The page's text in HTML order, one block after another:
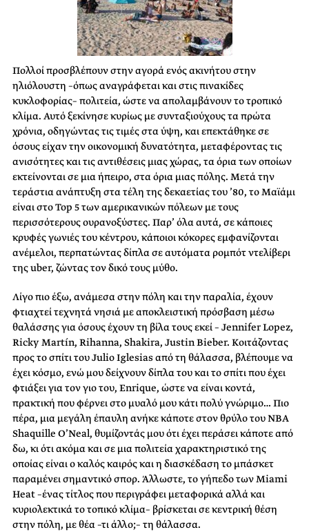
Πολλοί προσβλέπουν στην αγορά ενός ακινήτου στην
ηλιόλουστη –όπως αναγράφεται και στις πινακίδες
κυκλοφορίας– πολιτεία, ώστε να απολαμβάνουν το τροπικό
κλίμα. Αυτό ξεκίνησε κυρίως με συνταξιούχους τα πρώτα
χρόνια, οδηγώντας τις τιμές στα ύψη, και επεκτάθηκε σε
όσους είχαν την οικονομική δυνατότητα, μεταφέροντας τις
ανισότητες και τις αντιθέσεις μιας χώρας, τα όρια των οποίων
εκτείνονται σε μια ήπειρο, στα όρια μιας πόλης. Μετά την
τεράστια ανάπτυξη στα τέλη της δεκαετίας του ’80, το Μαϊάμι
είναι στο Top 5 των αμερικανικών πόλεων με τους
περισσότερους ουρανοξύστες. Παρ’ όλα αυτά, σε κάποιες
κρυφές γωνιές του κέντρου, κάποιοι κόκορες εμφανίζονται
ανέμελοι, περπατώντας δίπλα σε αυτόματα ρομπότ ντελίβερι
της uber, ζώντας τον δικό τους μύθο.
Λίγο πιο έξω, ανάμεσα στην πόλη και την παραλία, έχουν
φτιαχτεί τεχνητά νησιά με αποκλειστική πρόσβαση μέσω
θαλάσσης για όσους έχουν τη βίλα τους εκεί – Jennifer Lopez,
Ricky Martín, Rihanna, Shakira, Justin Bieber. Κοιτάζοντας
προς το σπίτι του Julio Iglesias από τη θάλασσα, βλέπουμε να
έχει κόσμο, ενώ μου δείχνουν δίπλα του και το σπίτι που έχει
φτιάξει για τον γιο του, Enrique, ώστε να είναι κοντά,
πρακτική που φέρνει στο μυαλό μου κάτι πολύ γνώριμο… Πιο
πέρα, μια μεγάλη έπαυλη ανήκε κάποτε στον θρύλο του NBA
Shaquille O’Neal, θυμίζοντάς μου ότι έχει περάσει κάποτε από
δω, κι ότι ακόμα και σε μια πολιτεία χαρακτηριστικό της
οποίας είναι ο καλός καιρός και η διασκέδαση το μπάσκετ
παραμένει σημαντικό σπορ. Άλλωστε, το γήπεδο των Miami
Heat –ένας τίτλος που περιγράφει μεταφορικά αλλά και
κυριολεκτικά το τοπικό κλίμα– βρίσκεται σε κεντρική θέση
στην πόλη, με θέα –τι άλλο;– τη θάλασσα.